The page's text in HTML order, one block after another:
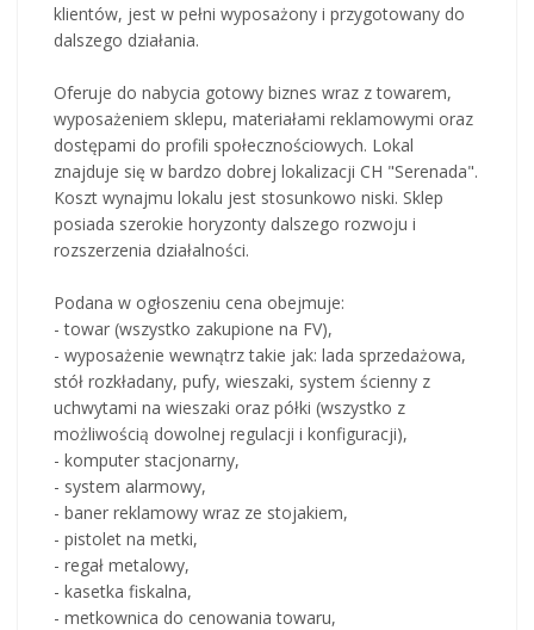
klientów, jest w pełni wyposażony i przygotowany do
dalszego działania.
Oferuje do nabycia gotowy biznes wraz z towarem,
wyposażeniem sklepu, materiałami reklamowymi oraz
dostępami do profili społecznościowych. Lokal
znajduje się w bardzo dobrej lokalizacji CH "Serenada".
Koszt wynajmu lokalu jest stosunkowo niski. Sklep
posiada szerokie horyzonty dalszego rozwoju i
rozszerzenia działalności.
Podana w ogłoszeniu cena obejmuje:
- towar (wszystko zakupione na FV),
- wyposażenie wewnątrz takie jak: lada sprzedażowa,
stół rozkładany, pufy, wieszaki, system ścienny z
uchwytami na wieszaki oraz półki (wszystko z
możliwością dowolnej regulacji i konfiguracji),
- komputer stacjonarny,
- system alarmowy,
- baner reklamowy wraz ze stojakiem,
- pistolet na metki,
- regał metalowy,
- kasetka fiskalna,
- metkownica do cenowania towaru,